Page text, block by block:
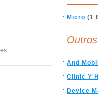
...
Micro (1
And
Clinic Y
Device